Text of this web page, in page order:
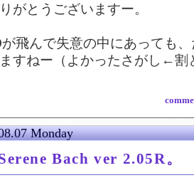
がとうございますー。
飛んで失意の中にあっても
すねー（よかったさがし←割
Monday
Bach ver 2.05R。